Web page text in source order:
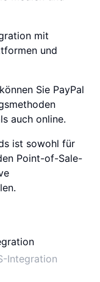
mit
und
Sie PayPal
auch online.
ist sowohl für
Point-of-Sale-
Integration